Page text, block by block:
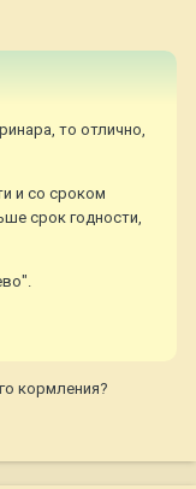
то отлично,
и со сроком
срок годности,
кормления?